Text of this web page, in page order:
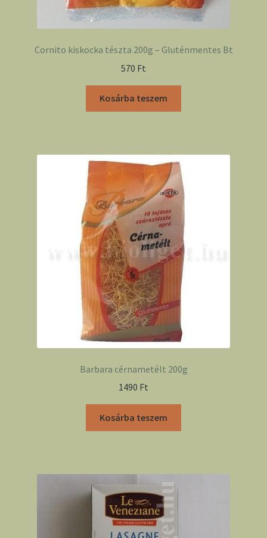
Cornito kiskocka tészta 200g – Gluténmentes Bt
570 Ft
Kosárba teszem
Barbara cérnametélt 200g
1490 Ft
Kosárba teszem